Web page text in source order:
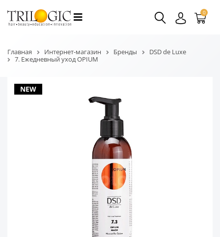
0
Главная Интернет-магазин Бренды
DSD de Luxe
7. Ежедневный уход OPIUM
NEW